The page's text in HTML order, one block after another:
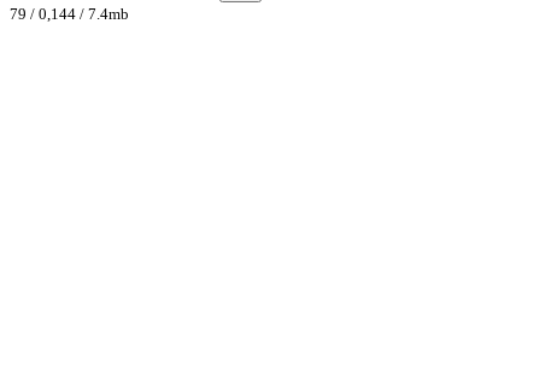
79 / 0,144 / 7.4mb